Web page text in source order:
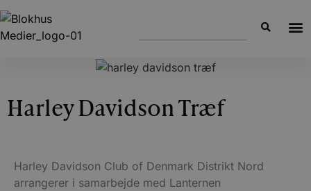
Harley Davidson Træf
Harley Davidson Club of Denmark Distrikt Nord
arrangerer i samarbejde med Lanternen